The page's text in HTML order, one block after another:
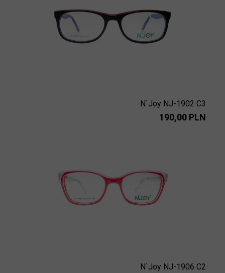
N`Joy NJ-1902 C3
190,00 PLN
N`Joy NJ-1906 C2